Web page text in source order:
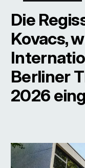
Die
Kovacs,
Berliner
2026